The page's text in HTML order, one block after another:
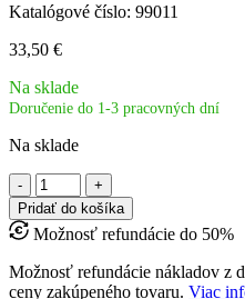
Katalógové číslo: 99011
33,50 €
Na sklade
Doručenie do 1-3 pracovných dní
Na sklade
množstvo
Strieška
B
Pridať do košíka
Možnosť refundácie do 50%
Možnosť refundácie nákladov z
ceny zakúpeného tovaru. Viac